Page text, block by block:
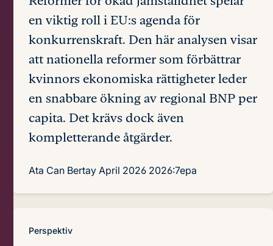
en viktig roll i EU:s agenda för
konkurrenskraft. Den här analysen visar
att nationella reformer som förbättrar
kvinnors ekonomiska rättigheter leder
en snabbare ökning av regional BNP per
capita. Det krävs dock även
kompletterande åtgärder.
Ata Can Bertay April 2026 2026:7epa
Perspektiv